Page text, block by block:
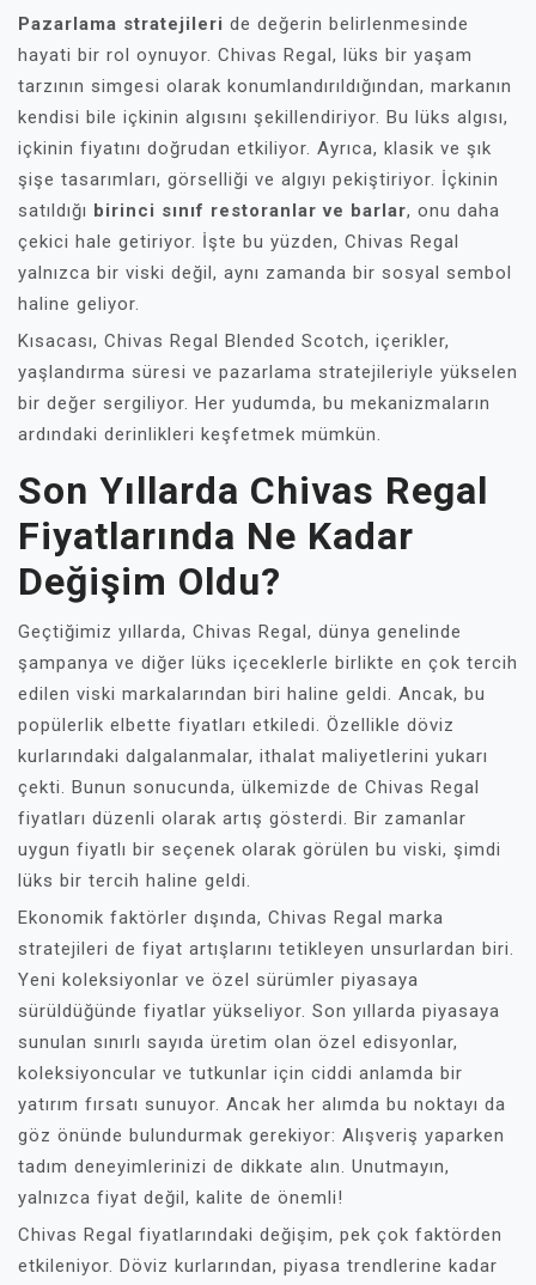
Pazarlama stratejileri de değerin belirlenmesinde
hayati bir rol oynuyor. Chivas Regal, lüks bir yaşam
tarzının simgesi olarak konumlandırıldığından, markanın
kendisi bile içkinin algısını şekillendiriyor. Bu lüks algısı,
içkinin fiyatını doğrudan etkiliyor. Ayrıca, klasik ve şık
şişe tasarımları, görselliği ve algıyı pekiştiriyor. İçkinin
satıldığı birinci sınıf restoranlar ve barlar, onu daha
çekici hale getiriyor. İşte bu yüzden, Chivas Regal
yalnızca bir viski değil, aynı zamanda bir sosyal sembol
haline geliyor.
Kısacası, Chivas Regal Blended Scotch, içerikler,
yaşlandırma süresi ve pazarlama stratejileriyle yükselen
bir değer sergiliyor. Her yudumda, bu mekanizmaların
ardındaki derinlikleri keşfetmek mümkün.
Son Yıllarda Chivas Regal
Fiyatlarında Ne Kadar
Değişim Oldu?
Geçtiğimiz yıllarda, Chivas Regal, dünya genelinde
şampanya ve diğer lüks içeceklerle birlikte en çok tercih
edilen viski markalarından biri haline geldi. Ancak, bu
popülerlik elbette fiyatları etkiledi. Özellikle döviz
kurlarındaki dalgalanmalar, ithalat maliyetlerini yukarı
çekti. Bunun sonucunda, ülkemizde de Chivas Regal
fiyatları düzenli olarak artış gösterdi. Bir zamanlar
uygun fiyatlı bir seçenek olarak görülen bu viski, şimdi
lüks bir tercih haline geldi.
Ekonomik faktörler dışında, Chivas Regal marka
stratejileri de fiyat artışlarını tetikleyen unsurlardan biri.
Yeni koleksiyonlar ve özel sürümler piyasaya
sürüldüğünde fiyatlar yükseliyor. Son yıllarda piyasaya
sunulan sınırlı sayıda üretim olan özel edisyonlar,
koleksiyoncular ve tutkunlar için ciddi anlamda bir
yatırım fırsatı sunuyor. Ancak her alımda bu noktayı da
göz önünde bulundurmak gerekiyor: Alışveriş yaparken
tadım deneyimlerinizi de dikkate alın. Unutmayın,
yalnızca fiyat değil, kalite de önemli!
Chivas Regal fiyatlarındaki değişim, pek çok faktörden
etkileniyor. Döviz kurlarından, piyasa trendlerine kadar